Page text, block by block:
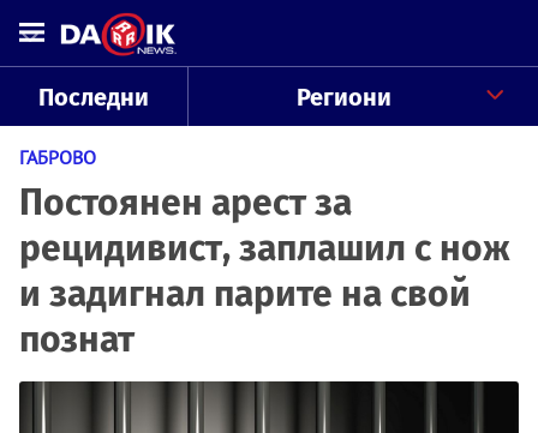
Последни Региони
ГАБРОВО
Постоянен арест за
рецидивист, заплашил с нож
и задигнал парите на свой
познат